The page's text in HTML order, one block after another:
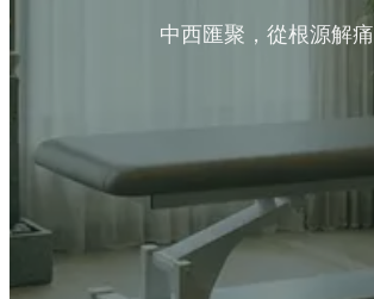
中西匯聚，從根源解痛